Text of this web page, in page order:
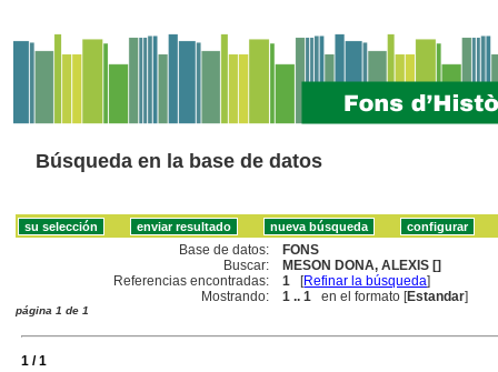
Búsqueda en la base de datos
Base de datos:
FONS
Buscar:
MESON DONA, ALEXIS []
Referencias encontradas:
1 [Refinar la búsqueda]
Mostrando:
1 .. 1 en el formato [Estandar]
página 1 de 1
1 / 1